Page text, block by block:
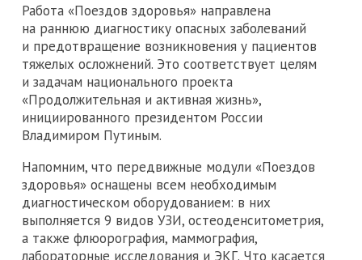
Работа «Поездов здоровья» направлена
на раннюю диагностику опасных заболеваний
и предотвращение возникновения у пациентов
тяжелых осложнений. Это соответствует целям
и задачам национального проекта
«Продолжительная и активная жизнь»,
инициированного президентом России
Владимиром Путиным.
Напомним, что передвижные модули «Поездов
здоровья» оснащены всем необходимым
диагностическом оборудованием: в них
выполняется 9 видов УЗИ, остеоденситометрия,
а также флюорография, маммография,
лабораторные исследования и ЭКГ. Что касается